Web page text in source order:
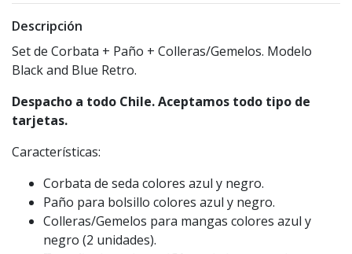
Descripción
Set de Corbata + Paño + Colleras/Gemelos. Modelo
Black and Blue Retro.
Despacho a todo Chile. Aceptamos todo tipo de
tarjetas.
Características:
Corbata de seda colores azul y negro.
Paño para bolsillo colores azul y negro.
Colleras/Gemelos para mangas colores azul y
negro (2 unidades).